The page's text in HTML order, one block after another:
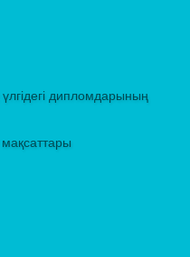
үлгідегі дипломдарының